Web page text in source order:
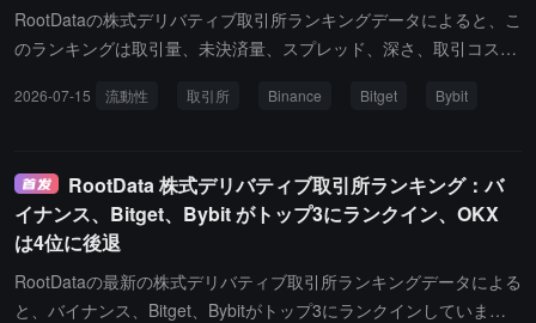
が実現しにくくなっています。取引所のステーブルコインの準備高
の変化を観察すると、年初以来の状況は特に悪化しており、ほぼ継
を反映しています。過去 30 日間だけでも、Binance のステーブル
す：需要と流動性が縮小しており、投資家は取引所からステーブル
コインを引き出す傾向があり、さらには市場から完全に撤退してい
るようです。したがって、この依然として過度に悲観的な市場全体
の感情が、ビットコインが現在のレンジを突破するために必要な資
源を持続的に奪っているのです。
RootDataの株式デリバティブ取引所ランキングデータによると、こ
のランキングは取引量、未決済量、スプレッド、深さ、取引コス
引をサポートする取引所を評価しています。現在、流動性±2%の次
ポジション規模は47.41億ドル、ポジションの成長は約89.91%で
す；24時間の取引高は200.33億ドル、流動性±2%は約3.1億ドルで
す。Bitgetの評価は90.7、233の契約をサポートし、ポジション規模
は11.28億ドル、ポジションの成長は約43.55%です；24時間の取引
高は23.46億ドル、流動性±2%は約2.49億ドルです。Bybitの評価は
2026-07-15 流動性 取引所 Binance Bitget Bybit
RootData 株式デリバティブ取引所ランキング：バ
イナンス、Bitget、Bybit がトップ3にランクイン、OKX
は4位に後退
RootDataの最新の株式デリバティブ取引所ランキングデータによる
と、バイナンス、Bitget、Bybitがトップ3にランクインしていま